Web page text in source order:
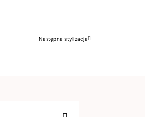
Następny
Następna stylizacja